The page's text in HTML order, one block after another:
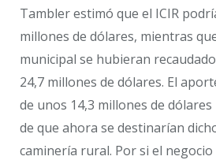
Tambler estimó que el ICIR
millones de dólares, mientras
municipal se hubieran
24,7 millones de dólares. El
de unos 14,3 millones de
de que ahora se destinarían
caminería rural. Por si el